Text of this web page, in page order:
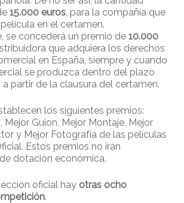
15.000 euros, para la compañía que
en el certamen.
se concederá un premio de 10.000
que adquiera los derechos
en España, siempre y cuando
se produzca dentro del plazo
partir de la clausura del certamen.
los siguientes premios:
Mejor Guion, Mejor Montaje, Mejor
y Mejor Fotografía de las películas
Estos premios no irán
dotación económica.
oficial hay otras ocho
.